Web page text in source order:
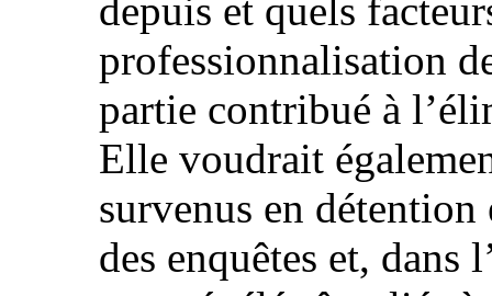
depuis et quels
professionnalisation
partie contribué à
Elle voudrait
survenus en
des enquêtes et, dans